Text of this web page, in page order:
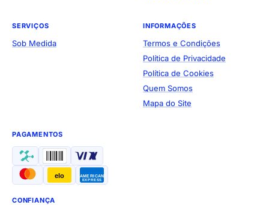
SERVIÇOS
Sob Medida
INFORMAÇÕES
Termos e Condições
Política de Privacidade
Política de Cookies
Quem Somos
Mapa do Site
PAGAMENTOS
elo AMERICAN
EXPRESS
CONFIANÇA